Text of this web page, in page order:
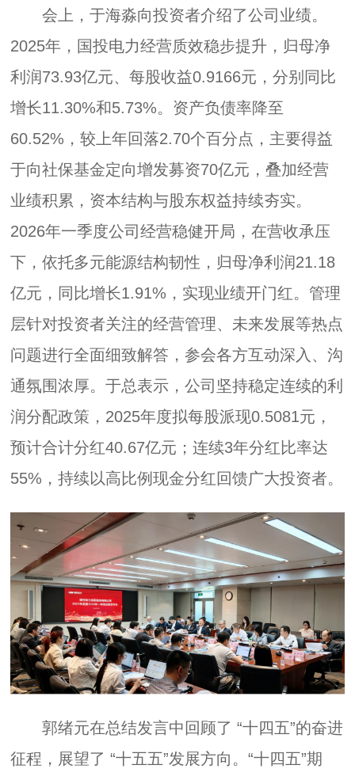
会上，于海淼向投资者介绍了公司业绩。
2025年，国投电力经营质效稳步提升，归母净
利润73.93亿元、每股收益0.9166元，分别同比
增长11.30%和5.73%。资产负债率降至
60.52%，较上年回落2.70个百分点，主要得益
于向社保基金定向增发募资70亿元，叠加经营
业绩积累，资本结构与股东权益持续夯实。
2026年一季度公司经营稳健开局，在营收承压
下，依托多元能源结构韧性，归母净利润21.18
亿元，同比增长1.91%，实现业绩开门红。管理
层针对投资者关注的经营管理、未来发展等热点
问题进行全面细致解答，参会各方互动深入、沟
通氛围浓厚。于总表示，公司坚持稳定连续的利
润分配政策，2025年度拟每股派现0.5081元，
预计合计分红40.67亿元；连续3年分红比率达
55%，持续以高比例现金分红回馈广大投资者。
郭绪元在总结发言中回顾了 “十四五”的奋进
征程，展望了 “十五五”发展方向。“十四五”期